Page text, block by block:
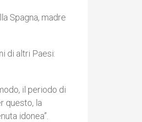
Spagna, madre
di altri Paesi:
il periodo di
questo, la
idonea”.